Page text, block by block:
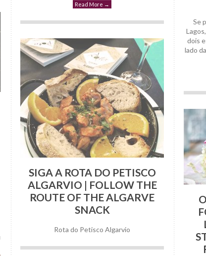
Read More →
Se
dois
lado
18 Abril, 2019
SIGA A ROTA DO PETISCO
ALGARVIO | FOLLOW THE
ROUTE OF THE ALGARVE
SNACK
Rota do Petisco Algarvio